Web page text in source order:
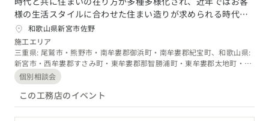
様の生活スタイルに合わせた住まい造りが求められる時代に
突入しています。そのため、私達もその要望にお応えできる
ように、様々な工法を習得し、「安心・安全」かつ、お客様
と共に“良い家造り”を実現しようと日々努めています。
和歌山県新宮市佐野
施工エリア
三重県: 尾鷲市・熊野市・南牟婁郡御浜町・南牟婁郡紀宝町、和歌山県:
新宮市・西牟婁郡すさみ町・東牟婁郡那智勝浦町・東牟婁郡太地町・東
牟婁郡古座川町・東牟婁郡串本町
個別相談会
この工務店のイベント